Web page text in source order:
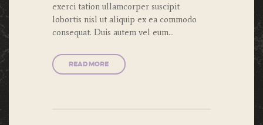
exerci tation ullamcorper suscipit
lobortis nisl ut aliquip ex ea commodo
consequat. Duis autem vel eum…
READ MORE